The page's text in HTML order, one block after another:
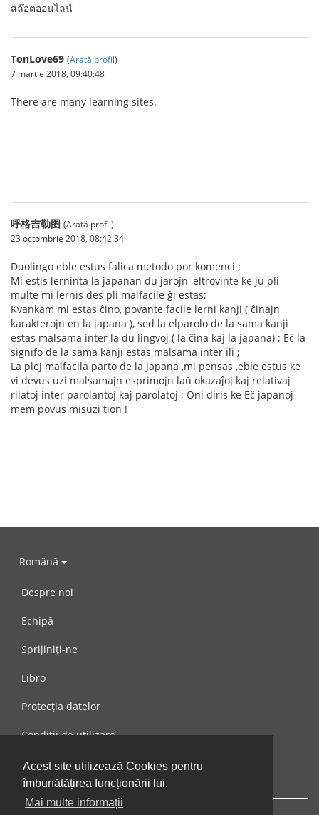
Acest site utilizează Cookies pentru
îmbunătățirea funcționării lui.
Mai multe informații
สล๊อตออนไลน์
TonLove69 (Arată profil)
7 martie 2018, 09:40:48
There are many learning sites.
呼格吉勒图 (Arată profil)
23 octombrie 2018, 08:42:34
Duolingo eble estus falica metodo por komenci ;
Mi estis lerninta la japanan du jarojn ,eltrovinte ke ju pli
multe mi lernis des pli malfacile ĝi estas;
Kvankam mi estas ĉino, povante facile lerni kanji ( ĉinajn
karakterojn en la japana ), sed la elparolo de la sama kanji
estas malsama inter la du lingvoj ( la ĉina kaj la japana) ; Eĉ la
signifo de la sama kanji estas malsama inter ili ;
La plej malfacila parto de la japana ,mi pensas ,eble estus ke
vi devus uzi malsamajn esprimojn laŭ okazaĵoj kaj relativaj
rilatoj inter parolantoj kaj parolatoj ; Oni diris ke Eĉ japanoj
mem povus misuzi tion !
Română
Despre noi
Echipă
Sprijiniți-ne
Libro
Protecția datelor
Condiții de utilizare
Mesaj către noi